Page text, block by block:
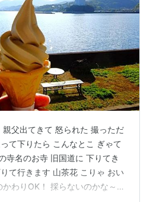
父出てきて 怒られた 撮っただ
て下りたら こんなとこ ぎゃて
寺名のお寺 旧国道に 下りてき
て行きます 山茶花 こりゃ おい
わりOK！ 採らないのかな～？